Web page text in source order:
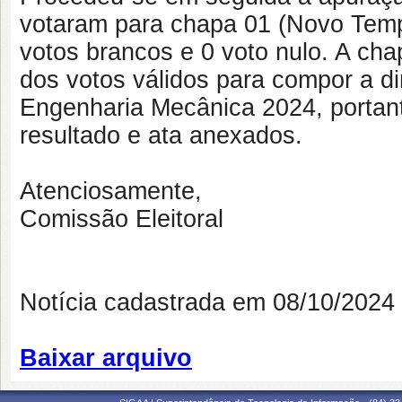
votaram para chapa 01 (Novo
votos brancos e 0 voto nulo. A
dos votos válidos para compor a
Engenharia Mecânica 2024,
resultado e ata anexados.
Atenciosamente,
Comissão Eleitoral
Notícia cadastrada em 08/10/
Baixar arquivo